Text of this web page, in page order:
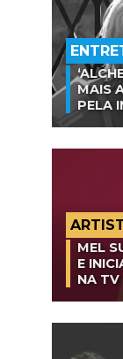
MAIS
PELA
MEL
E
NA TV